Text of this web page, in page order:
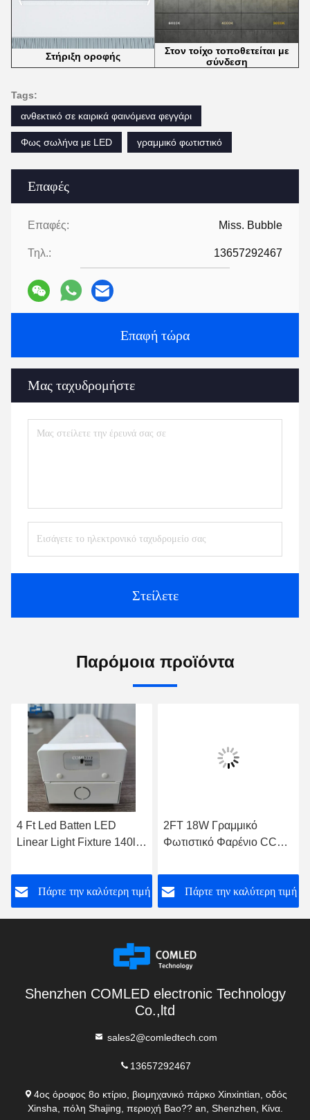
Επαφές
Επαφές: Miss. Bubble
Τηλ.: 13657292467
Επαφή τώρα
Μας ταχυδρομήστε
Στείλετε
Στήριξη οροφής
Στον τοίχο τοποθετείται με
σύνδεση
Tags:
ανθεκτικό σε καιρικά φαινόμενα φεγγάρι
Φως σωλήνα με LED γραμμικό φωτιστικό
Παρόμοια προϊόντα
4 Ft Led Batten LED
Linear Light Fixture 140lm
Πάρτε την καλύτερη τιμή
2FT 18W Γραμμικό
Φωτιστικό Φαρένιο CCT
Γραμμικό Κρεμασμένο
ΦωτισμόΠάρτε την καλύτερη τιμή
Shenzhen COMLED electronic Technology
Co.,ltd
sales2@comledtech.com
13657292467
4ος όροφος 8ο κτίριο, βιομηχανικό πάρκο Xinxintian, οδός
Xinsha, πόλη Shajing, περιοχή Bao?? an, Shenzhen, Κίνα.